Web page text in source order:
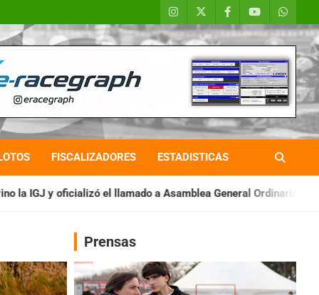
FISCALIZADORES ESTADISTICAS
a Asamblea General Ordinaria IAME SERIES
Prensas